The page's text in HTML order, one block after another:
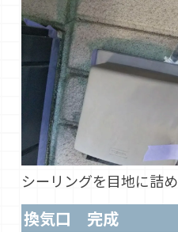
シーリングを目地に詰め
換気口 完成